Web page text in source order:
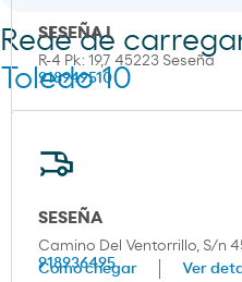
SESEÑA I
R-4 Pk: 19,7 45223 Seseña
918949510
Como chegar Ver
Rede de
Toledo 10
SESEÑA
Camino Del Ventorrillo, S/n
918936495